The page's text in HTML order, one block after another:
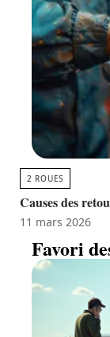
2 ROUES
Causes des
11 mars 2026
Favori